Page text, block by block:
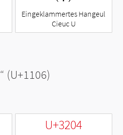
Eingeklammertes Hangeul
Cieuc U
“ (U+1106)
U+3204